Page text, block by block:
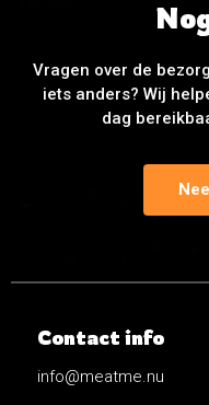
Vragen over de
iets anders? Wij
dag
Contact info
info@meatme.nu